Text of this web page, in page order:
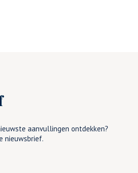
aanvullingen ontdekken?
nieuwsbrief.